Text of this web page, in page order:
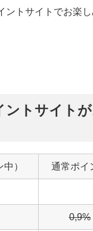
トサイトでお楽し
トサイト
） 通常ポイ
0,9%